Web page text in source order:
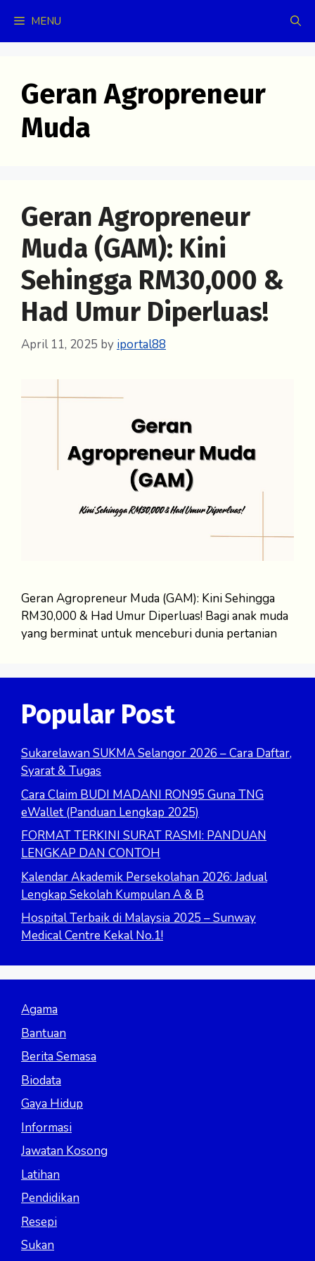
content
MENU
Geran Agropreneur
Muda
Geran Agropreneur
Muda (GAM): Kini
Sehingga RM30,000 &
Had Umur Diperluas!
April 11, 2025 by iportal88
Geran Agropreneur Muda (GAM): Kini Sehingga
RM30,000 & Had Umur Diperluas! Bagi anak muda
yang berminat untuk menceburi dunia pertanian
Popular Post
Sukarelawan SUKMA Selangor 2026 – Cara Daftar,
Syarat & Tugas
Cara Claim BUDI MADANI RON95 Guna TNG
eWallet (Panduan Lengkap 2025)
FORMAT TERKINI SURAT RASMI: PANDUAN
LENGKAP DAN CONTOH
Kalendar Akademik Persekolahan 2026: Jadual
Lengkap Sekolah Kumpulan A & B
Hospital Terbaik di Malaysia 2025 – Sunway
Medical Centre Kekal No.1!
Agama
Bantuan
Berita Semasa
Biodata
Gaya Hidup
Informasi
Jawatan Kosong
Latihan
Pendidikan
Resepi
Sukan